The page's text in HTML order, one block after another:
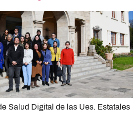
Salud Digital de las Ues. Estatales